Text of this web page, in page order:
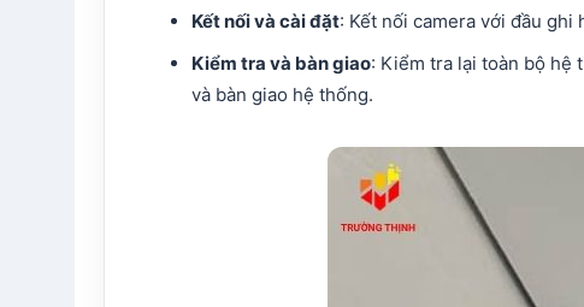
Kết nối và cài đặt: Kết nối camera với đầu ghi
Kiểm tra và bàn giao: Kiểm tra lại toàn bộ hệ
và bàn giao hệ thống.